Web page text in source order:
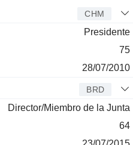
CHM
Presidente
75
28/07/2010
BRD
Director/Miembro de la Junta
64